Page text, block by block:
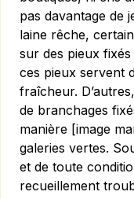
pas davantage de
laine rêche,
sur des pieux
ces pieux servent
fraîcheur.
de branchages
manière [image
galeries vertes.
et de toute
recueillement